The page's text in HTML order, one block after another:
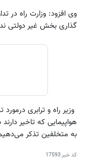
وی افزود: وزارت راه در
گذاری بخش غیر دولتی
وزیر راه و ترابری
هواپیمایی که تاخیر
به متخلفین تذکر
کد خبر17593
خرید اشتراک